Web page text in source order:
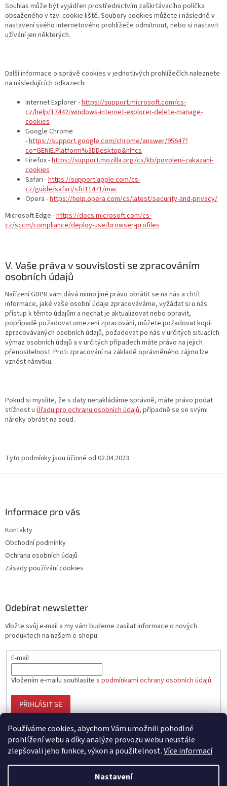
Používáme cookies, abychom Vám umožnili pohodlné
prohlížení webu a díky analýze provozu webu neustále
zlepšovali jeho funkce, výkon a použitelnost.Více informací
Nastavení
Souhlas může být vyjádřen prostřednictvím zaškrtávacího políčka
obsaženého v tzv. cookie liště. Soubory cookies můžete i následně v
nastavení svého internetového prohlížeče odmítnout, nebo si nastavit
užívání jen některých.
Další informace o správě cookies v jednotlivých prohlížečích naleznete
na následujících odkazech:
Internet Explorer -https://support.microsoft.com/cs-
cz/help/17442/windows-internet-explorer-delete-manage-
cookies
Google Chrome
-https://support.google.com/chrome/answer/95647?
co=GENIE.Platform%3DDesktop&hl=cs
Firefox -https://support.mozilla.org/cs/kb/povoleni-zakazani-
cookies
Safari -https://support.apple.com/cs-
cz/guide/safari/sfri11471/mac
Opera -https://help.opera.com/cs/latest/security-and-privacy/
Microsoft Edge -https://docs.microsoft.com/cs-
cz/sccm/compliance/deploy-use/browser-profiles
V. Vaše práva v souvislosti se zpracováním
osobních údajů
Nařízení GDPR vám dává mimo jiné právo obrátit se na nás a chtít
informace, jaké vaše osobní údaje zpracováváme, vyžádat si u nás
přístup k těmto údajům a nechat je aktualizovat nebo opravit,
popřípadě požadovat omezení zpracování, můžete požadovat kopii
zpracovávaných osobních údajů, požadovat po nás v určitých situacích
výmaz osobních údajů a v určitých případech máte právo na jejich
přenositelnost. Proti zpracování na základě oprávněného zájmu lze
vznést námitku.
Pokud si myslíte, že s daty nenakládáme správně, máte právo podat
stížnost u Úřadu pro ochranu osobních údajů, případně se se svými
nároky obrátit na soud.
Tyto podmínky jsou účinné od 02.04.2023
Informace pro vás
Kontakty
Obchodní podmínky
Ochrana osobních údajů
Zásady používání cookies
Odebírat newsletter
Vložte svůj e-mail a my vám budeme zasílat informace o nových
produktech na našem e-shopu.
E-mail
Vložením e-mailu souhlasíte s podmínkami ochrany osobních údajů
PŘIHLÁSIT SE